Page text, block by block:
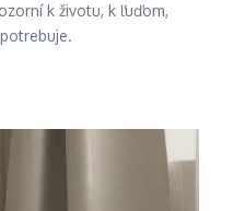
k životu, k ľuďom,